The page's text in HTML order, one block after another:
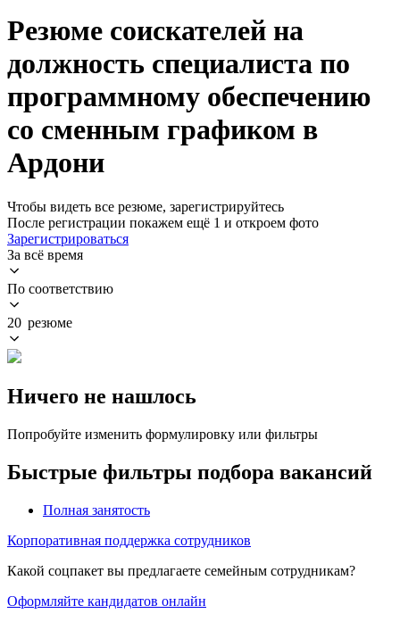
Резюме соискателей на
должность специалиста по
программному обеспечению
со сменным графиком в
Ардони
Чтобы видеть все резюме, зарегистрируйтесь
После регистрации покажем ещё 1 и откроем фото
Зарегистрироваться
За всё время
По соответствию
20 резюме
Ничего не нашлось
Попробуйте изменить формулировку или фильтры
Быстрые фильтры подбора вакансий
Полная занятость
Корпоративная поддержка сотрудников
Какой соцпакет вы предлагаете семейным сотрудникам?
Оформляйте кандидатов онлайн